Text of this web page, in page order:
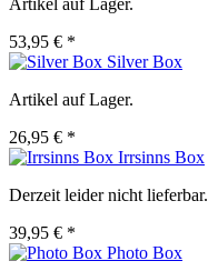
Artikel auf Lager.
53,95 € *
Silver Box
Artikel auf Lager.
26,95 € *
Irrsinns Box
Derzeit leider nicht lieferbar.
39,95 € *
Photo Box